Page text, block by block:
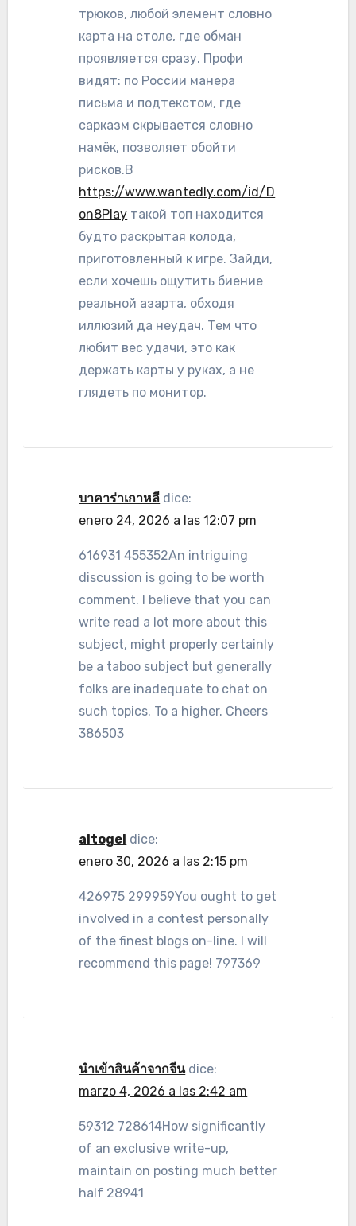
трюков, любой элемент словно
карта на столе, где обман
проявляется сразу. Профи
видят: по России манера
письма и подтекстом, где
сарказм скрывается словно
намёк, позволяет обойти
рисков.В
https://www.wantedly.com/id/D
on8Play такой топ находится
будто раскрытая колода,
приготовленный к игре. Зайди,
если хочешь ощутить биение
реальной азарта, обходя
иллюзий да неудач. Тем что
любит вес удачи, это как
держать карты у руках, а не
глядеть по монитор.
บาคาร่าเกาหลี dice:
enero 24, 2026 a las 12:07 pm
616931 455352An intriguing
discussion is going to be worth
comment. I believe that you can
write read a lot more about this
subject, might properly certainly
be a taboo subject but generally
folks are inadequate to chat on
such topics. To a higher. Cheers
386503
altogel dice:
enero 30, 2026 a las 2:15 pm
426975 299959You ought to get
involved in a contest personally
of the finest blogs on-line. I will
recommend this page! 797369
นำเข้าสินค้าจากจีน dice:
marzo 4, 2026 a las 2:42 am
59312 728614How significantly
of an exclusive write-up,
maintain on posting much better
half 28941